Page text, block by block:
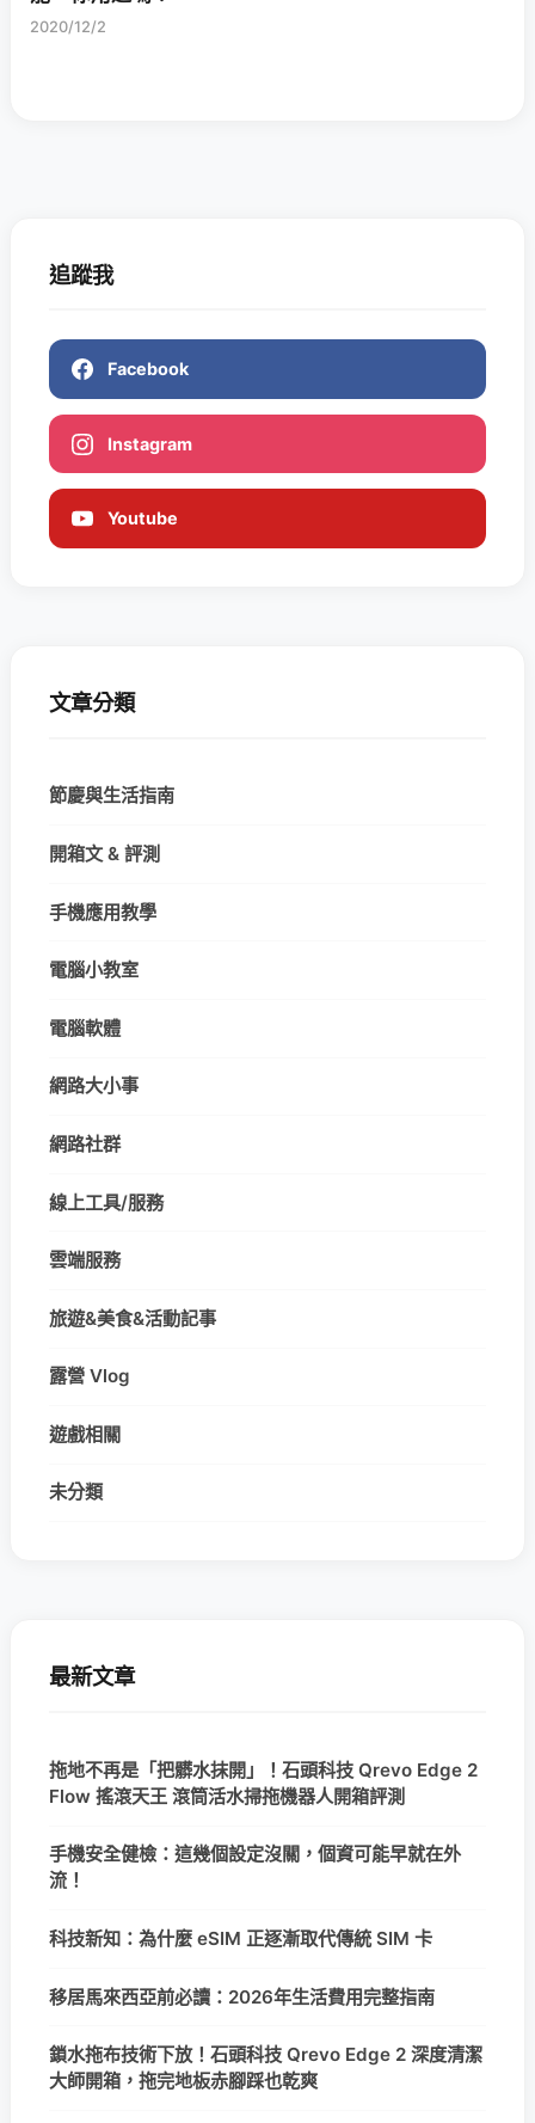
2020/12/2
追蹤我
Facebook
Instagram
Youtube
文章分類
節慶與生活指南
開箱文 & 評測
手機應用教學
電腦小教室
電腦軟體
網路大小事
網路社群
線上工具/服務
雲端服務
旅遊&美食&活動記事
露營 Vlog
遊戲相關
未分類
最新文章
拖地不再是「把髒水抹開」！石頭科技 Qrevo Edge 2
Flow 搖滾天王 滾筒活水掃拖機器人開箱評測
手機安全健檢：這幾個設定沒關，個資可能早就在外
流！
科技新知：為什麼 eSIM 正逐漸取代傳統 SIM 卡
移居馬來西亞前必讀：2026年生活費用完整指南
鎖水拖布技術下放！石頭科技 Qrevo Edge 2 深度清潔
大師開箱，拖完地板赤腳踩也乾爽